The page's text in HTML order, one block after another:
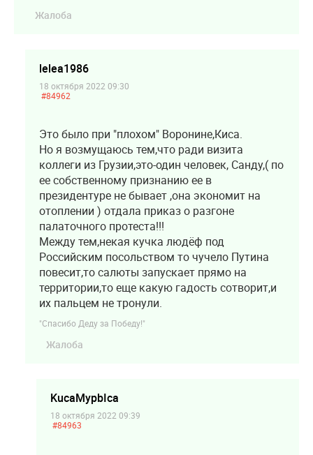
Жалоба
lelea1986
18 октября 2022 09:30
#84962
Это было при "плохом" Воронине,Киса.
Но я возмущаюсь тем,что ради визита
коллеги из Грузии,это-один человек, Санду,( по
ее собственному признанию ее в
президентуре не бывает ,она экономит на
отоплении ) отдала приказ о разгоне
палаточного протеста!!!
Между тем,некая кучка людёф под
Российским посольством то чучело Путина
повесит,то салюты запускает прямо на
территории,то еще какую гадость сотворит,и
их пальцем не тронули.
"Спасибо Деду за Победу!"
Жалоба
KucaMypbIca
18 октября 2022 09:39
#84963